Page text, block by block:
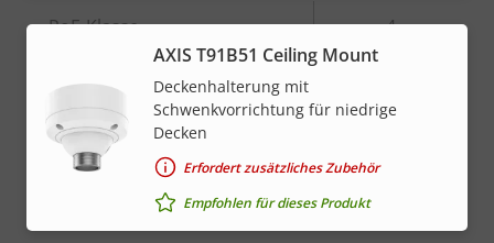
Eigentumsbeschreibung Eigentumswert
PoE-Klasse 4
* Einige technische Daten können je nach gewählter
Hardwareoption variieren.
AXIS T91B51 Ceiling Mount
Deckenhalterung mit
Schwenkvorrichtung für niedrige
Decken
Erfordert zusätzliches Zubehör
Empfohlen für dieses Produkt